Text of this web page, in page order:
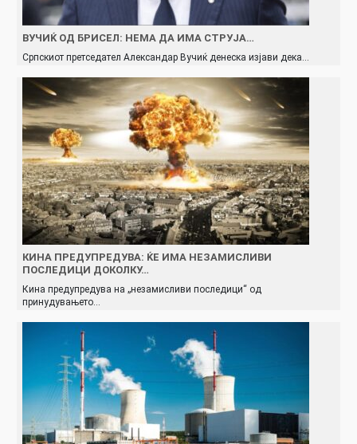
ВУЧИЌ ОД БРИСЕЛ: НЕМА ДА ИМА СТРУЈА…
Српскиот претседател Александар Вучиќ денеска изјави дека…
КИНА ПРЕДУПРЕДУВА: ЌЕ ИМА НЕЗАМИСЛИВИ
ПОСЛЕДИЦИ ДОКОЛКУ…
Кина предупредува на „незамисливи последици“ од
принудувањето…